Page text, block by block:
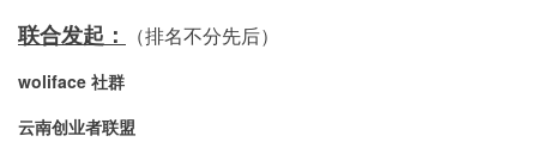
联合发起： （排名不分先后）
woliface 社群
云南创业者联盟